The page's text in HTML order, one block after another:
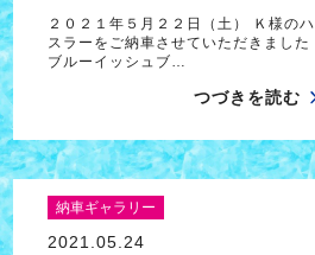
２０２１年５月２２日（土） Ｋ様のハ
スラーをご納車させていただきました
ブルーイッシュブ…
つづきを読む
納車ギャラリー
2021.05.24